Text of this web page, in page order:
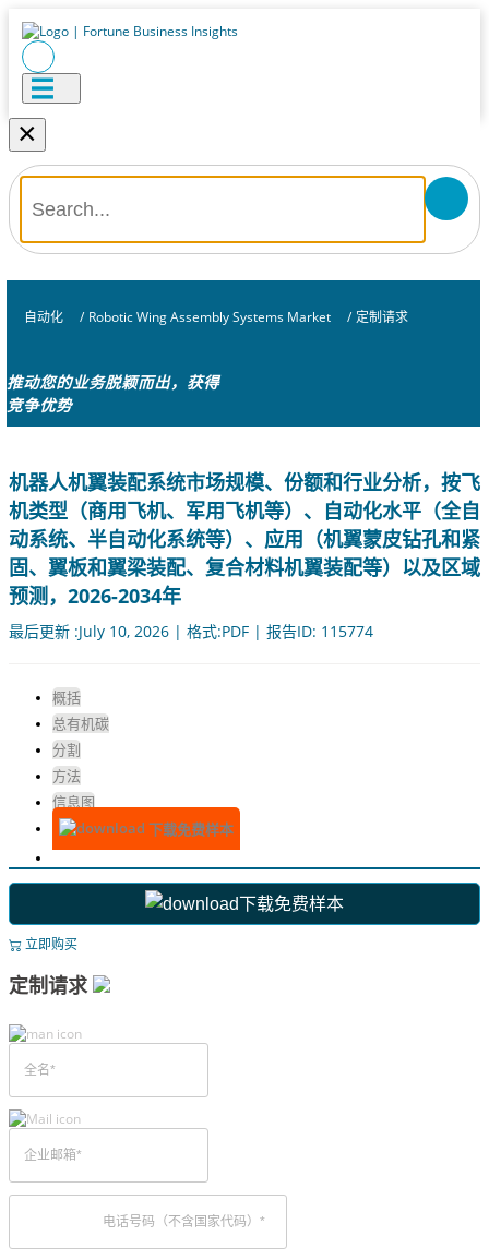
×
自动化 / Robotic Wing Assembly Systems Market / 定制请求
推动您的业务脱颖而出，获得
竞争优势
机器人机翼装配系统市场规模、份额和行业分析，按飞
机类型（商用飞机、军用飞机等）、自动化水平（全自
动系统、半自动化系统等）、应用（机翼蒙皮钻孔和紧
固、翼板和翼梁装配、复合材料机翼装配等）以及区域
预测，2026-2034年
最后更新 :July 10, 2026 | 格式:PDF | 报告ID: 115774
概括
总有机碳
分割
方法
信息图
下载免费样本
下载免费样本
立即购买
定制请求